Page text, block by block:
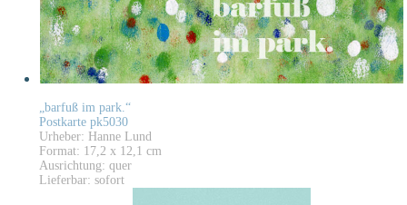
„barfuß im park.“
Postkarte pk5030
Urheber: Hanne Lund
Format: 17,2 x 12,1 cm
Ausrichtung: quer
Lieferbar: sofort